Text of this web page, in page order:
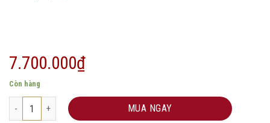
7.700.000₫
Còn hàng
Rượu Havana Club Union số lượngMUA NGAY